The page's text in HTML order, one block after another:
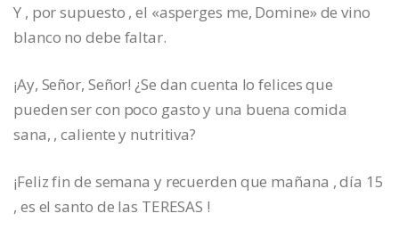
Y , por supuesto , el «asperges me, Domine» de vino
blanco no debe faltar.
¡Ay, Señor, Señor! ¿Se dan cuenta lo felices que
pueden ser con poco gasto y una buena comida
sana, , caliente y nutritiva?
¡Feliz fin de semana y recuerden que mañana , día 15
, es el santo de las TERESAS !